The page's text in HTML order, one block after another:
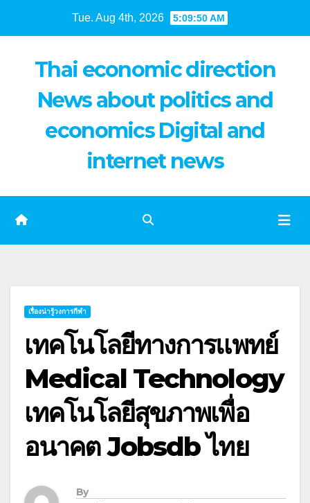
Tue. Aug 4th, 2026 5:09:50 AM
Thai economic direction
News about politics and
economics Digital and
internet news
เรื่องน่ารู้วงการกีฬา
เทคโนโลยีทางการแพทย์
Medical Technology
เทคโนโลยีสุขภาพเพื่อ
อนาคต Jobsdb ไทย
By